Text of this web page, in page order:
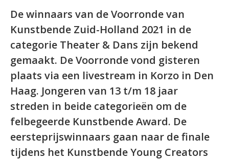
De winnaars van de Voorronde van
Kunstbende Zuid-Holland 2021 in de
categorie Theater & Dans zijn bekend
gemaakt. De Voorronde vond gisteren
plaats via een livestream in Korzo in Den
Haag. Jongeren van 13 t/m 18 jaar
streden in beide categorieën om de
felbegeerde Kunstbende Award. De
eersteprijswinnaars gaan naar de finale
tijdens het Kunstbende Young Creators